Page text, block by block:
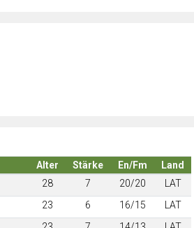
Alter Stärke En/Fm
Land
28 7 20/20
LAT
23 6 16/15
LAT